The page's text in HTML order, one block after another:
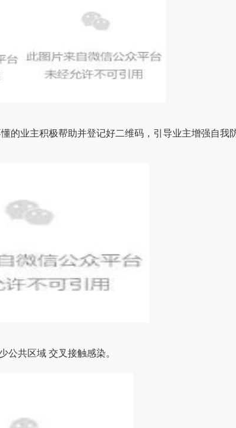
的业主积极帮助并登记好二维码，引导业主增强自我
少公共区域 交叉接触感染。